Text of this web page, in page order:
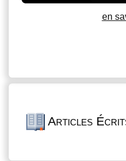
en
Articles